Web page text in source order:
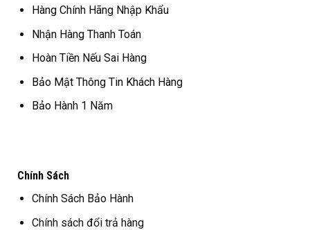
Hàng Chính Hãng Nhập Khẩu
Nhận Hàng Thanh Toán
Hoàn Tiền Nếu Sai Hàng
Bảo Mật Thông Tin Khách Hàng
Bảo Hành 1 Năm
Chính Sách
Chính Sách Bảo Hành
Chính sách đổi trả hàng